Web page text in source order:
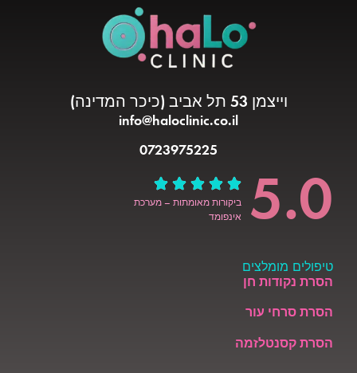
וייצמן 53 תל אביב (כיכר המדינה)
info@haloclinic.co.il
0723975225
5.0
ביקורות מאומתות – מערכת
אינפומד
טיפולים מומלצים
הסרת נקודות חן
הסרת סרחי עור
הסרת קסנטלזמה